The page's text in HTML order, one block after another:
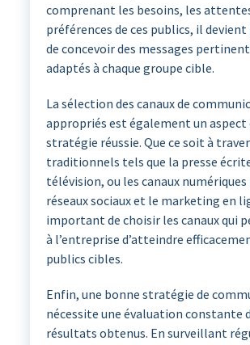
comprenant les besoins, les
préférences de ces publics, il
de concevoir des messages
adaptés à chaque groupe cible.
La sélection des canaux de
appropriés est également un aspect
stratégie réussie. Que ce soit à
traditionnels tels que la presse
télévision, ou les canaux numériques
réseaux sociaux et le marketing en
important de choisir les canaux qui
à l’entreprise d’atteindre
publics cibles.
Enfin, une bonne stratégie de
nécessite une évaluation constante
résultats obtenus. En surveillant